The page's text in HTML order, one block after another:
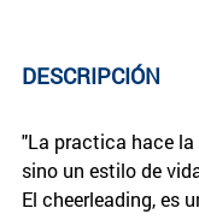
DESCRIPCIÓN
"La practica hace
sino un estilo de
El cheerleading, es